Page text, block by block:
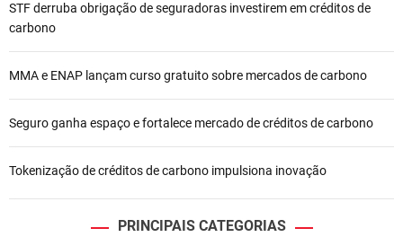
P
o
t
STF derruba obrigação de seguradoras investirem em créditos de
carbono
MMA e ENAP lançam curso gratuito sobre mercados de carbono
Seguro ganha espaço e fortalece mercado de créditos de carbono
Tokenização de créditos de carbono impulsiona inovação
PRINCIPAIS CATEGORIAS